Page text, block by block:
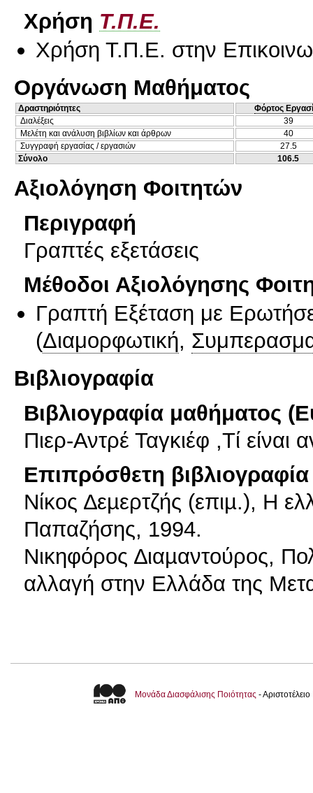
Χρήση Τ.Π.Ε.
Χρήση Τ.Π.Ε. στην
Οργάνωση Μαθήματος
Δραστηριότητες
Φόρτος
Διαλέξεις
39
Μελέτη και ανάλυση βιβλίων και άρθρων
40
Συγγραφή εργασίας / εργασιών
27.5
Σύνολο
106.5
Αξιολόγηση Φοιτητών
Περιγραφή
Γραπτές εξετάσεις
Μέθοδοι Αξιολόγησης
Γραπτή Εξέταση με
(Διαμορφωτική,
Βιβλιογραφία
Βιβλιογραφία μαθήματος
Πιερ-Αντρέ Ταγκιέφ ,Τί
Επιπρόσθετη βιβλιογραφία
Νίκος ∆εµερτζής (επιµ.), Η
Παπαζήσης, 1994.
Νικηφόρος ∆ιαµαντούρος,
αλλαγή στην Ελλάδα της
Μονάδα Διασφάλισης Ποιότητας -